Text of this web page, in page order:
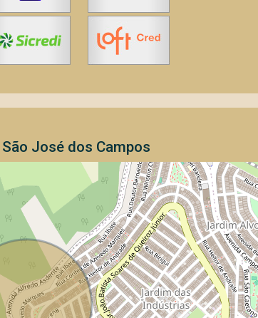
José dos Campos